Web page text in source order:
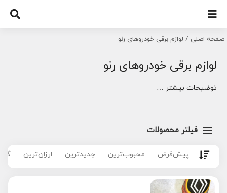
content
صفحه اصلی لوازم برقی خودروهای رنو
لوازم برقی خودروهای رنو
توضیحات بیشتر …
فیلتر محصولات
پیش‌فرض محبوب‌ترین جدیدترین ارزان‌ترین